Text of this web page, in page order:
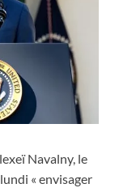
Navalny, le
« envisager